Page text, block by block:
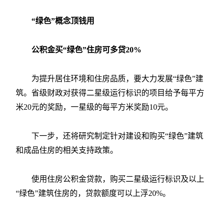
“绿色”概念顶钱用
公积金买“绿色”住房可多贷20%
为提升居住环境和住房品质，要大力发展“绿色”建
筑。省级财政对获得二星级运行标识的项目给予每平方
米20元的奖励，一星级的每平方米奖励10元。
下一步，还将研究制定针对建设和购买“绿色”建筑
和成品住房的相关支持政策。
使用住房公积金贷款，购买二星级运行标识及以上
“绿色”建筑住房的，贷款额度可以上浮20%。